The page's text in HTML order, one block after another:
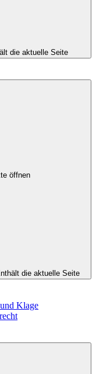
die aktuelle Seite
öffnen
die aktuelle Seite
Klage